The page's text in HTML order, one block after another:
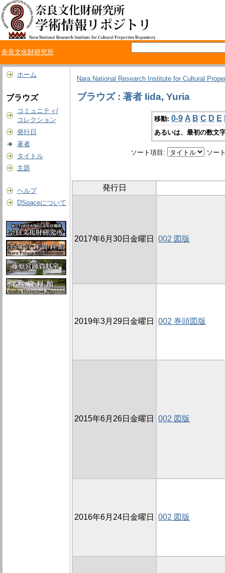
奈良文化財研究所
ホーム
ブラウズ
コミュニティ/
コレクション
発行日
著者
タイトル
主題
ヘルプ
DSpaceについて
Nara National Research Institute for Cultural
ブラウズ : 著者 Iida, Yuria
移動: 0-9 A B C D E
あるいは、最初の数文
ソート項目: ソー
発行日
2017年6月30日金曜日 002 図版
2019年3月29日金曜日 002 巻頭図版
2015年6月26日金曜日 002 図版
2016年6月24日金曜日 002 図版